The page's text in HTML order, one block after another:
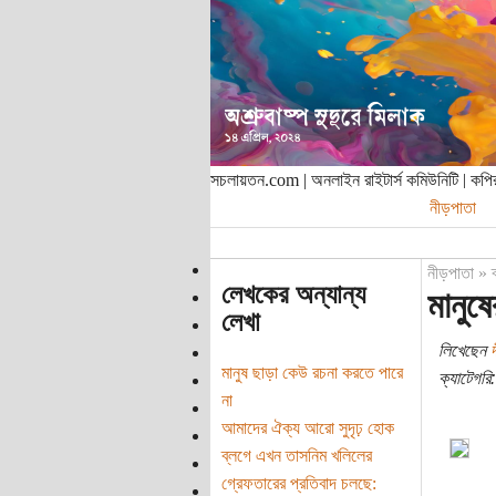
সচলায়তন.com | অনলাইন রাইটার্স কমিউনিটি |
নীড়পাতা
লেখকের অন্যান্য
লেখা
মানুষ ছাড়া কেউ রচনা করতে পারে
না
আমাদের ঐক্য আরো সুদৃঢ় হোক
ব্লগে এখন তাসনিম খলিলের
গ্রেফতারের প্রতিবাদ চলছে:
নীড়পাতা»
লিখেছেন
ক্যাটেগরি: